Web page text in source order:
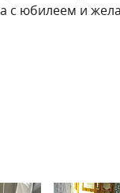
с юбилеем и